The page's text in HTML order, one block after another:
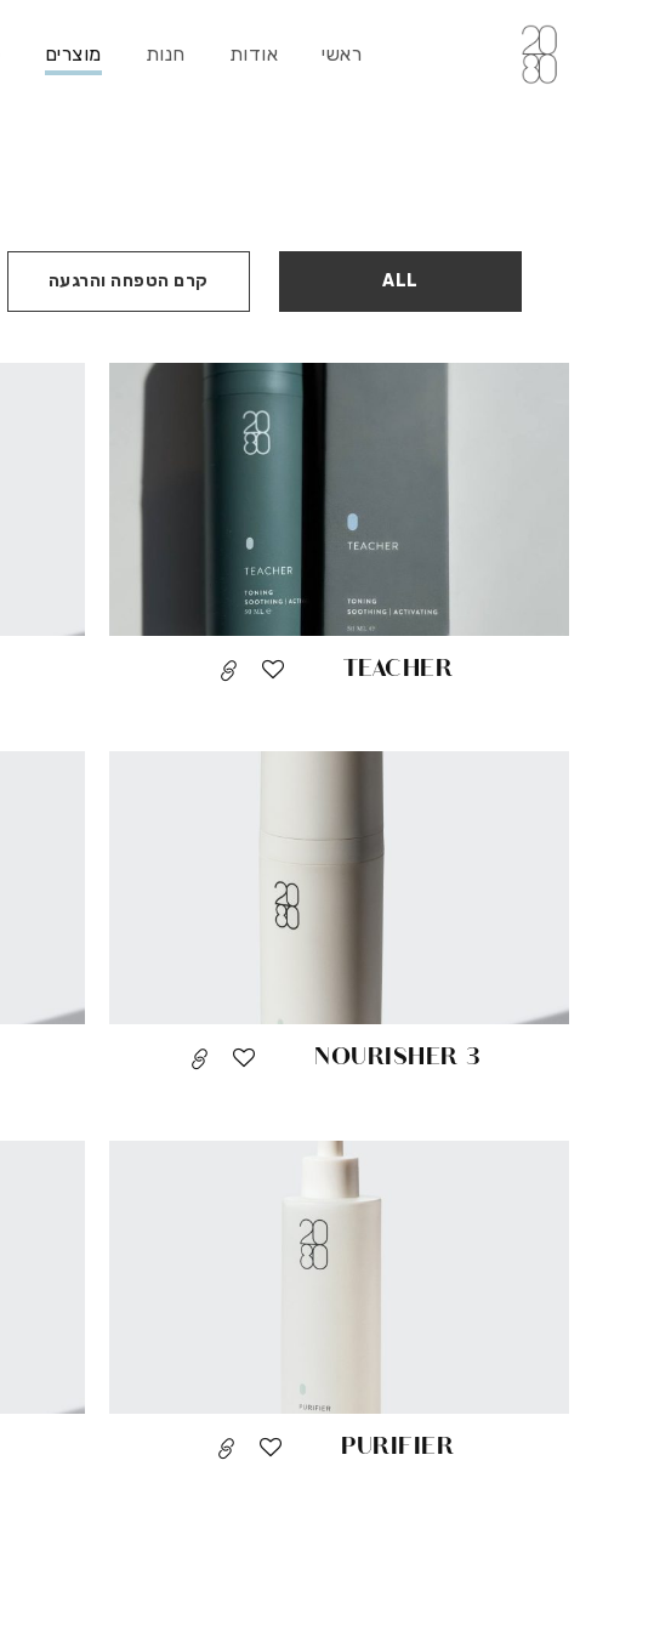
ראשי אודות חנות מוצרים
ALL קרם הטפחה והרגעה
TEACHER
NOURISHER 3
PURIFIER